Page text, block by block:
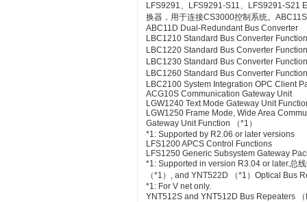
LFS9291、LFS9291-S11、LFS9291-S21
换器，用于连接CS3000控制系统。
ABC11D Dual-Redundant Bus Converter
LBC1210 Standard Bus Converter
LBC1220 Standard Bus Converter
LBC1230 Standard Bus Converter
LBC1260 Standard Bus Converter
LBC2100 System Integration OPC Client
ACG10S Communication Gateway Unit
LGW1240 Text Mode Gateway Unit
LGW1250 Frame Mode, Wide Area
Gateway Unit Function （*1）
*1: Supported by R2.06 or later versions
LFS1200 APCS Control Functions
LFS1250 Generic Subsystem Gateway
*1: Supported in version R3.04 or later.总
（*1）, and YNT522D （*1）Optical Bus
*1: For V net only.
YNT512S and YNT512D Bus Repeaters